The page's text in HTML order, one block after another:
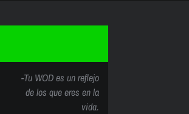
-Tu WOD es un reflejo
de los que eres en la
vida.